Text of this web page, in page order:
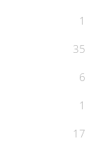
1
35
6
1
17